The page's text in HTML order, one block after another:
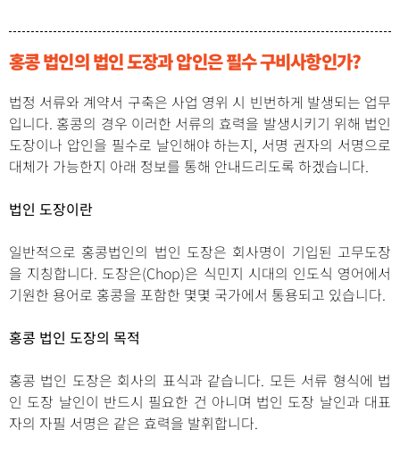
홍콩 법인의 법인 도장과 압인은 필수 구비사항인가?
법정 서류와 계약서 구축은 사업 영위 시 빈번하게 발생되는 업무
입니다. 홍콩의 경우 이러한 서류의 효력을 발생시키기 위해 법인
도장이나 압인을 필수로 날인해야 하는지, 서명 권자의 서명으로
대체가 가능한지 아래 정보를 통해 안내드리도록 하겠습니다.
법인 도장이란
일반적으로 홍콩법인의 법인 도장은 회사명이 기입된 고무도장
을 지칭합니다. 도장은(Chop)은 식민지 시대의 인도식 영어에서
기원한 용어로 홍콩을 포함한 몇몇 국가에서 통용되고 있습니다.
홍콩 법인 도장의 목적
홍콩 법인 도장은 회사의 표식과 같습니다. 모든 서류 형식에 법
인 도장 날인이 반드시 필요한 건 아니며 법인 도장 날인과 대표
자의 자필 서명은 같은 효력을 발휘합니다.